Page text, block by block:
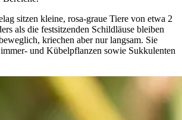
sitzen kleine, rosa-graue Tiere von etwa 2
als die festsitzenden Schildläuse bleiben
kriechen aber nur langsam. Sie
und Kübelpflanzen sowie Sukkulenten